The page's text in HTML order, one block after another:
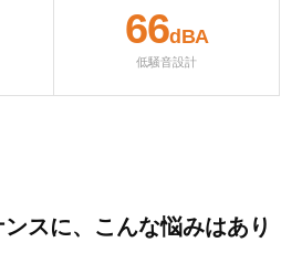
66dBA
低騒音設計
スに、こんな悩みはあり